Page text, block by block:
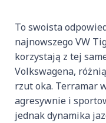
To swoista
najnowszego VW
korzystają z tej
Volkswagena,
rzut oka. Terramar
agresywnie i
jednak dynamika